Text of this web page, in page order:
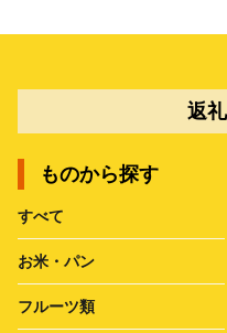
返
ものから探す
すべて
お米・パン
フルーツ類